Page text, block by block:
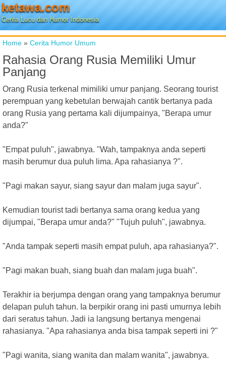
ketawa.com
Cerita Lucu dan Humor Indonesia
Home » Cerita Humor Umum
Rahasia Orang Rusia Memiliki Umur
Panjang
Orang Rusia terkenal mimiliki umur panjang. Seorang tourist
perempuan yang kebetulan berwajah cantik bertanya pada
orang Rusia yang pertama kali dijumpainya, "Berapa umur
anda?"
"Empat puluh", jawabnya. "Wah, tampaknya anda seperti
masih berumur dua puluh lima. Apa rahasianya ?".
"Pagi makan sayur, siang sayur dan malam juga sayur".
Kemudian tourist tadi bertanya sama orang kedua yang
dijumpai, "Berapa umur anda?" "Tujuh puluh", jawabnya.
"Anda tampak seperti masih empat puluh, apa rahasianya?".
"Pagi makan buah, siang buah dan malam juga buah".
Terakhir ia berjumpa dengan orang yang tampaknya berumur
delapan puluh tahun. Ia berpikir orang ini pasti umurnya lebih
dari seratus tahun. Jadi ia langsung bertanya mengenai
rahasianya. "Apa rahasianya anda bisa tampak seperti ini ?"
"Pagi wanita, siang wanita dan malam wanita", jawabnya.